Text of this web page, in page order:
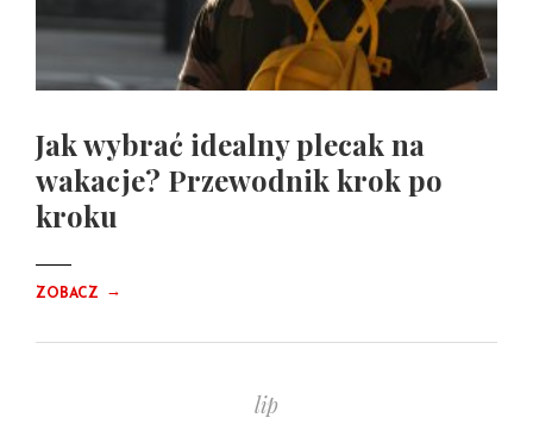
Jak wybrać idealny plecak na
wakacje? Przewodnik krok po
kroku
ZOBACZ →
lip